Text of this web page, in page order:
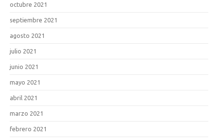
octubre 2021
septiembre 2021
agosto 2021
julio 2021
junio 2021
mayo 2021
abril 2021
marzo 2021
febrero 2021